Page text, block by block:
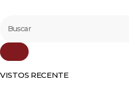
VISTOS RECENTE